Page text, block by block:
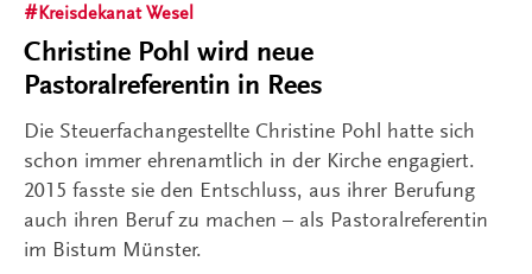
Kreisdekanat Wesel
Christine Pohl wird neue
Pastoralreferentin in Rees
Die Steuerfachangestellte Christine Pohl hatte sich
schon immer ehrenamtlich in der Kirche engagiert.
2015 fasste sie den Entschluss, aus ihrer Berufung
auch ihren Beruf zu machen – als Pastoralreferentin
im Bistum Münster.